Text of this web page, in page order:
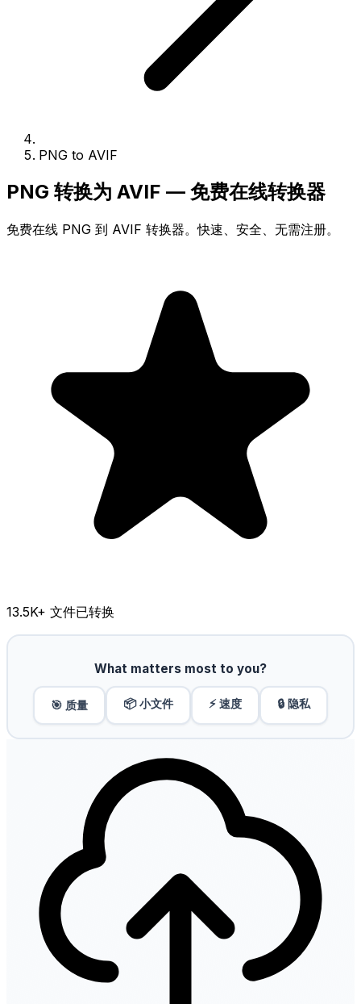
PNG to AVIF
PNG 转换为 AVIF — 免费在线转换器
免费在线 PNG 到 AVIF 转换器。快速、安全、无需注册。
13.5K+ 文件已转换
What matters most to you?
🎯 质量 📦 小文件 ⚡ 速度 🔒 隐私